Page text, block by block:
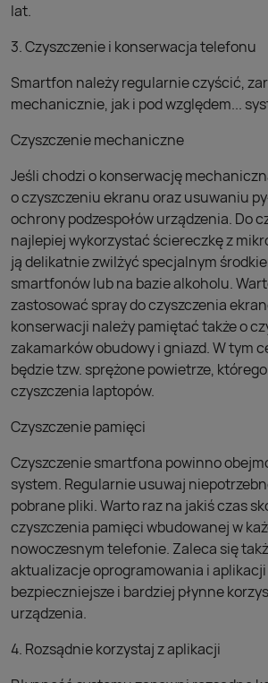
lat.
3. Czyszczenie i konserwacja telefonu
Smartfon należy regularnie czyścić,
mechanicznie, jak i pod względem...
Czyszczenie mechaniczne
Jeśli chodzi o konserwację
o czyszczeniu ekranu oraz usuwaniu
ochrony podzespołów urządzenia. Do
najlepiej wykorzystać ściereczkę z
ją delikatnie zwilżyć specjalnym
smartfonów lub na bazie alkoholu.
zastosować spray do czyszczenia
konserwacji należy pamiętać także o
zakamarków obudowy i gniazd. W tym
będzie tzw. sprężone powietrze,
czyszczenia laptopów.
Czyszczenie pamięci
Czyszczenie smartfona powinno
system. Regularnie usuwaj
pobrane pliki. Warto raz na jakiś czas
czyszczenia pamięci wbudowanej w
nowoczesnym telefonie. Zaleca się
aktualizacje oprogramowania i aplikacji
bezpieczniejsze i bardziej płynne
urządzenia.
4. Rozsądnie korzystaj z aplikacji